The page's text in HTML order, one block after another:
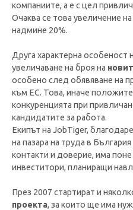
компаниите, а е с цел
Очаква се това увеличение
надмине 20%.
Друга характерна особеност
увеличаване на броя на
особено след обявяване на
към ЕС. Това, иначе
конкуренцията при
кандидатите за работа.
Екипът на JobTiger,
на пазара на труда в
контакти и доверие, има
инвеститори, планиращи
През 2007 стартират и
проекта, за които ще има